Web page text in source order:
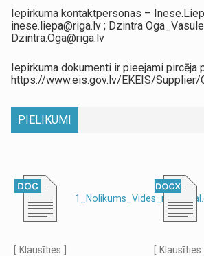
Iepirkuma kontaktpersonas –
inese.liepa@riga.lv ; Dzintra
Dzintra.Oga@riga.lv
Iepirkuma dokumenti ir pieejami pircēja
https://www.eis.gov.lv/EKEIS/Supplier/
PIELIKUMI
[ Klausīties ] [ Klausīties ]